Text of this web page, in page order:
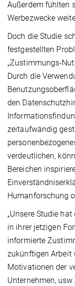
Außerdem fühlten
Werbezwecke
Doch die Studie
festgestellten
„Zustimmungs-
Durch die
den
zeitaufwändig
verdeutlichen,
Bereichen
Humanforschung
„Unsere Studie
in ihrer jetzigen
informierte
zukünftigen Arbeit
Motivationen der
Unternehmen,